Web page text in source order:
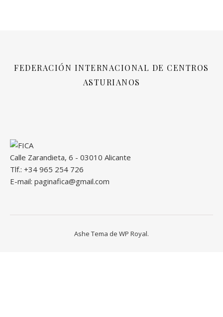
FEDERACIÓN INTERNACIONAL DE CENTROS
ASTURIANOS
Calle Zarandieta, 6 - 03010 Alicante
Tlf.: +34 965 254 726
E-mail: paginafica@gmail.com
Ashe Tema de WP Royal.